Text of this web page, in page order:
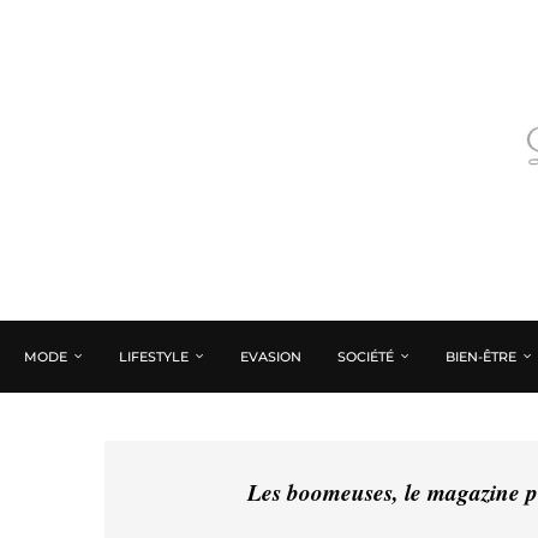
MODE LIFESTYLE EVASION SOCIÉTÉ BIEN-ÊTRE
Les boomeuses, le